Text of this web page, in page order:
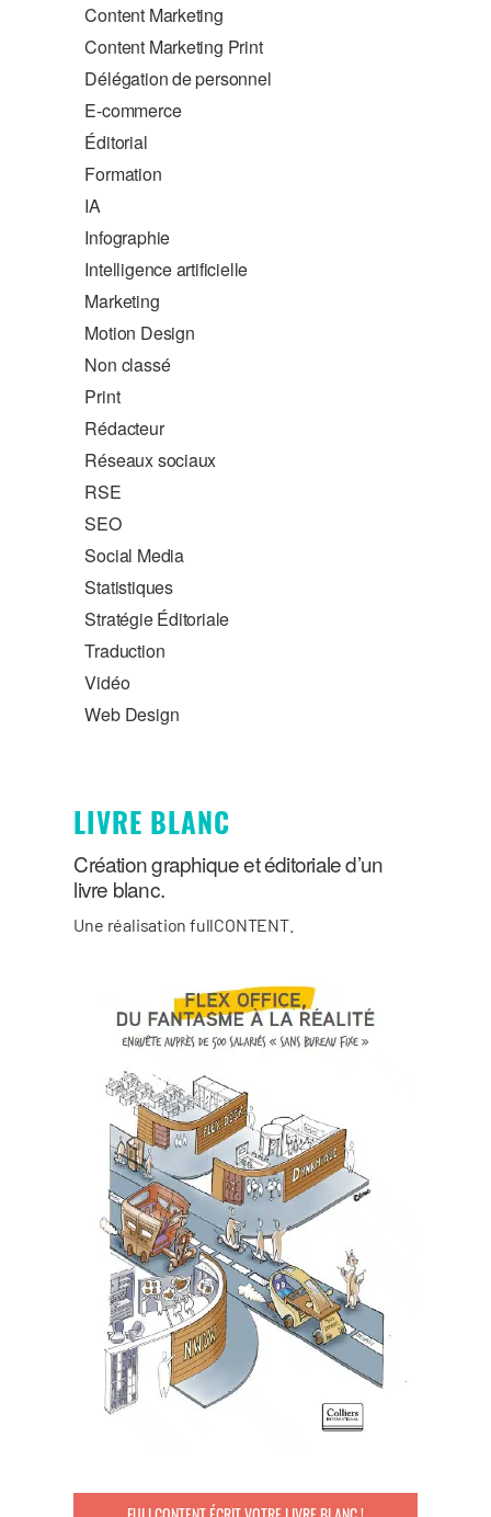
Content Marketing
Content Marketing Print
Délégation de personnel
E-commerce
Éditorial
Formation
IA
Infographie
Intelligence artificielle
Marketing
Motion Design
Non classé
Print
Rédacteur
Réseaux sociaux
RSE
SEO
Social Media
Statistiques
Stratégie Éditoriale
Traduction
Vidéo
Web Design
LIVRE BLANC
Création graphique et éditoriale d’un
livre blanc.
Une réalisation fullCONTENT.